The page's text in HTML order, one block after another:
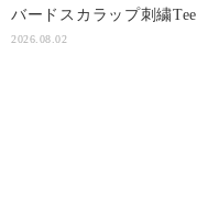
バードスカラップ刺繍Tee
2026.08.02